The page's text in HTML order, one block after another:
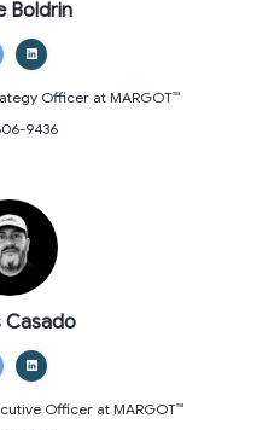
Boldrin
Officerat MARGOT™
9436
Casado
Officerat MARGOT™